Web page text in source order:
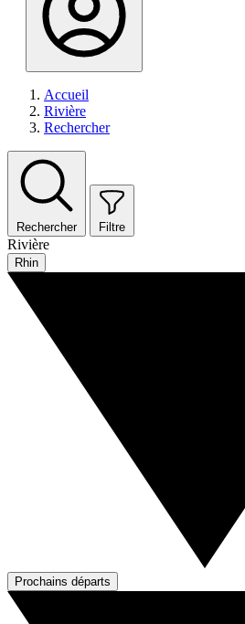
Accueil
Rivière
Rechercher
Rechercher Filtre
Rivière
Rhin
Prochains départs